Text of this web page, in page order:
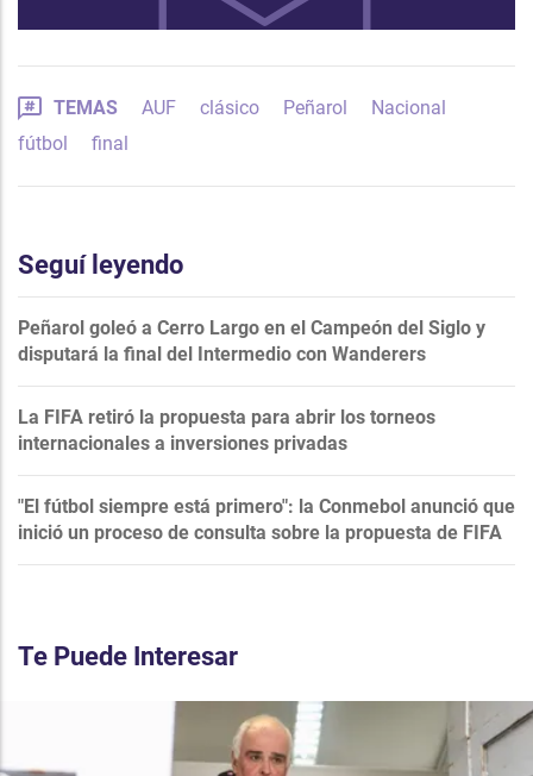
TEMAS AUF clásico Peñarol
Nacional
fútbol
final
Seguí leyendo
Peñarol goleó a Cerro Largo en el Campeón del Siglo y
disputará la final del Intermedio con Wanderers
La FIFA retiró la propuesta para abrir los torneos
internacionales a inversiones privadas
"El fútbol siempre está primero": la Conmebol anunció que
inició un proceso de consulta sobre la propuesta de FIFA
Te Puede Interesar